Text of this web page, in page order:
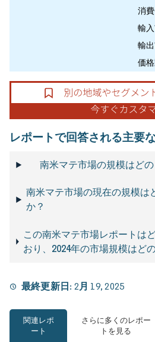
消
輸
輸
価
レポートで回答される主要
南米マテ市場の規模はど
南米マテ市場の現在の規模は
か？
この南米マテ市場レポートは
おり、2024年の市場規模はど
最終更新日: 2月 19, 2025
関連レポ
ート
さらに多くのレポー
トを見る